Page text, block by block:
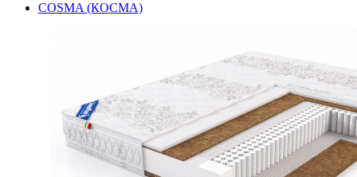
COSMA (КОСМА)